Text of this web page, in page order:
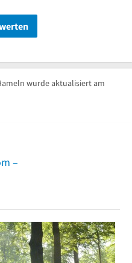
wurde aktualisiert am
–